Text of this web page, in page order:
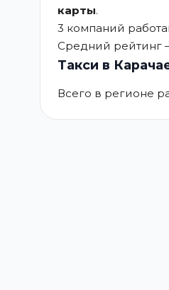
карты.
3 компаний
Средний рейтинг
Такси в
Всего в регионе